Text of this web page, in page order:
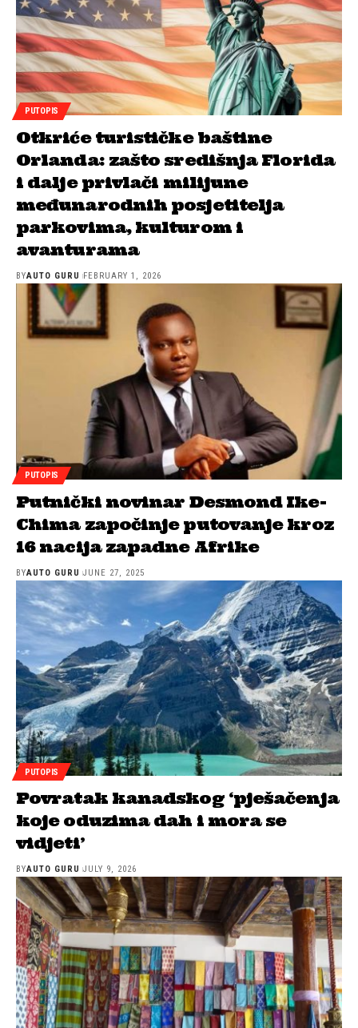
PUTOPIS
Otkriće turističke baštine
Orlanda: zašto središnja Florida
i dalje privlači milijune
međunarodnih posjetitelja
parkovima, kulturom i
avanturama
BYAUTO GURU FEBRUARY 1, 2026
PUTOPIS
Putnički novinar Desmond Ike-
Chima započinje putovanje kroz
16 nacija zapadne Afrike
BYAUTO GURU JUNE 27, 2025
PUTOPIS
Povratak kanadskog ‘pješačenja
koje oduzima dah i mora se
vidjeti’
BYAUTO GURU JULY 9, 2026